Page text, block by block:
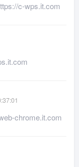
c-wps.it.com
chrome.it.com